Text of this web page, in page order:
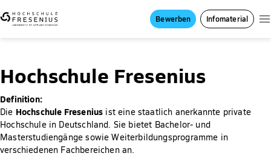
Bewerben Infomaterial
Hochschule Fresenius
Definition:
Die Hochschule Fresenius ist eine staatlich anerkannte private
Hochschule in Deutschland. Sie bietet Bachelor- und
Masterstudiengänge sowie Weiterbildungsprogramme in
verschiedenen Fachbereichen an.